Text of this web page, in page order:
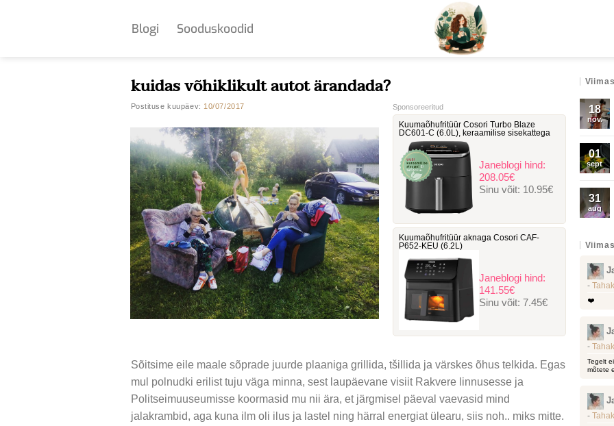
Blogi Sooduskoodid
kuidas võhiklikult autot ärandada?
Postituse kuupäev: 10/07/2017 Sponsoreeritud
Kuumaõhufritüür Cosori Turbo Blaze
DC601-C ‎(6.0L), keraamilise sisekattega
Janeblogi hind:
208.05€
Sinu võit: 10.95€
Kuumaõhufritüür aknaga Cosori ‎CAF-
P652-KEU (6.2L)
Janeblogi hind:
141.55€
Sinu võit:7.45€
Sõitsime eile maale sõprade juurde plaaniga grillida, tšillida ja värskes õhus telkida. Egas
mul polnudki erilist tuju väga minna, sest laupäevane visiit Rakvere linnusesse ja
Politseimuuseumisse koormasid mu nii ära, et järgmisel päeval vaevasid mind
jalakrambid, aga kuna ilm oli ilus ja lastel ning härral energiat ülearu, siis noh.. miks mitte.
18
nov.
01
sept
31
aug
-
❤️
-
Tegelt
mõtete
-